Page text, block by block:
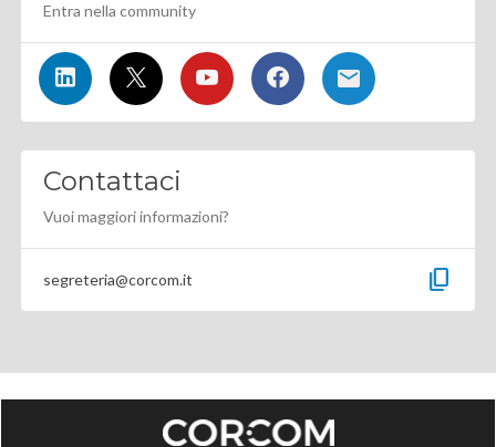
Entra nella community
Contattaci
Vuoi maggiori informazioni?
segreteria@corcom.it content_copy